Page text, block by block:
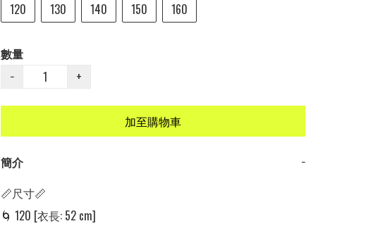
120
130 140 150 160
數量
−
+
加至購物車
簡介
−
📏尺寸📏
🌀 120 [衣長: 52 cm]